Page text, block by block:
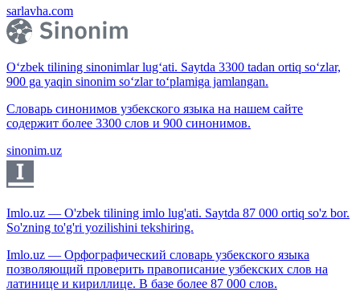
sarlavha.com
O‘zbek tilining sinonimlar lug‘ati. Saytda 3300 tadan ortiq so‘zlar,
900 ga yaqin sinonim so‘zlar to‘plamiga jamlangan.
Словарь синонимов узбекского языка на нашем сайте
содержит более 3300 слов и 900 синонимов.
sinonim.uz
Imlo.uz — O'zbek tilining imlo lug'ati. Saytda 87 000 ortiq so'z bor.
So'zning to'g'ri yozilishini tekshiring.
Imlo.uz — Орфографический словарь узбекского языка
позволяющий проверить правописание узбекских слов на
латинице и кириллице. В базе более 87 000 слов.